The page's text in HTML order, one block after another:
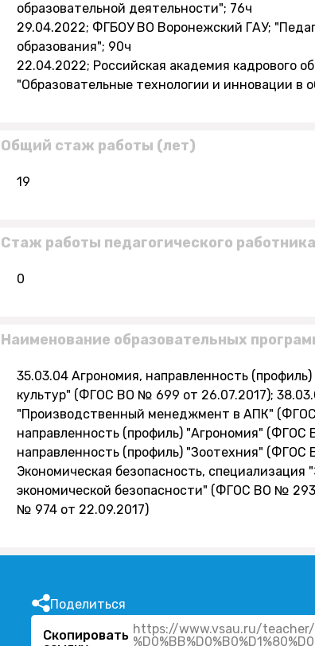
образовательной деятельности"; 76ч
29.04.2022; ФГБОУ ВО Воронежский ГАУ;
образования"; 90ч
22.04.2022; Российская академия кадрового
"Образовательные технологии и инновации в
Общий стаж работы (лет)
19
Стаж работы педагогического
0
Наименование образовательных
35.03.04 Агрономия, направленность
культур" (ФГОС ВО № 699 от 26.07.2017);
"Производственный менеджмент в АПК"
направленность (профиль) "Агрономия"
направленность (профиль) "Зоотехния" (ФГОС
Экономическая безопасность, специализация
экономической безопасности" (ФГОС ВО №
№ 974 от 22.09.2017)
Поделиться
Скопировать https://www.vsau.ru/teacher/